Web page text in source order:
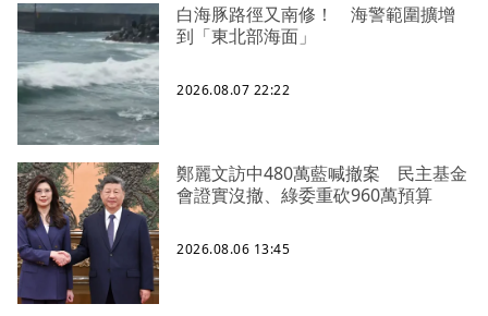
白海豚路徑又南修！ 海警範圍擴增
到「東北部海面」
2026.08.07 22:22
鄭麗文訪中480萬藍喊撤案 民主基金
會證實沒撤、綠委重砍960萬預算
2026.08.06 13:45